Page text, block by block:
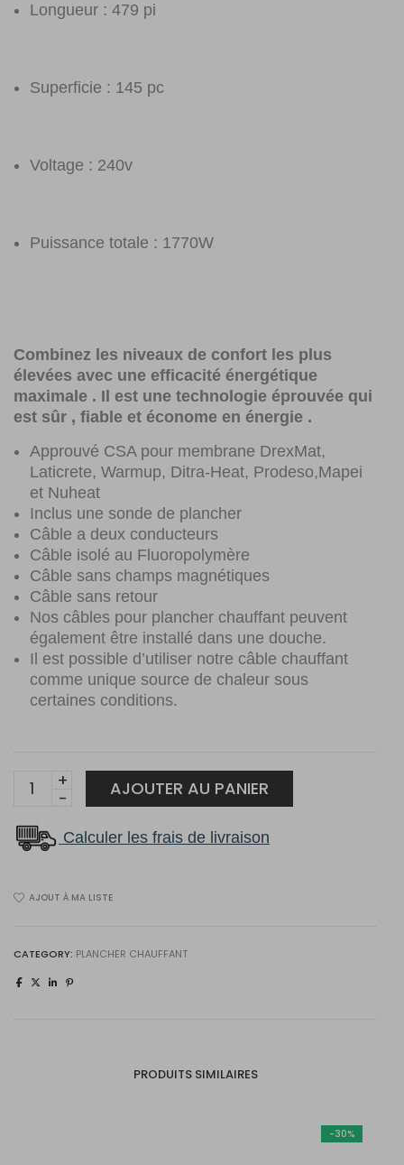
Longueur : 479 pi
Superficie : 145 pc
Voltage : 240v
Puissance totale : 1770W
Combinez les niveaux de confort les plus
élevées avec une efficacité énergétique
maximale . Il est une technologie éprouvée qui
est sûr , fiable et économe en énergie .
Approuvé CSA pour membrane DrexMat,
Laticrete, Warmup, Ditra-Heat, Prodeso,Mapei
et Nuheat
Inclus une sonde de plancher
Câble a deux conducteurs
Câble isolé au Fluoropolymère
Câble sans champs magnétiques
Câble sans retour
Nos câbles pour plancher chauffant peuvent
également être installé dans une douche.
Il est possible d’utiliser notre câble chauffant
comme unique source de chaleur sous
certaines conditions.
Câble
membrane
de
3.7CWC-
145
quantity
AJOUTER AU PANIER
Calculer les frais de livraison
AJOUT À MA LISTE
CATEGORY: PLANCHER CHAUFFANT
PRODUITS SIMILAIRES
-30%